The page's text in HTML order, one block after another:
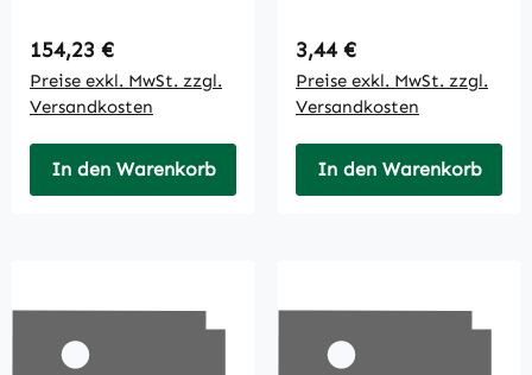
Regulärer Preis:
154,23 €
Preise exkl. MwSt. zzgl.
Versandkosten
In den Warenkorb
Regulärer Preis:
3,44 €
Preise exkl. MwSt. zzgl.
Versandkosten
In den Warenkorb